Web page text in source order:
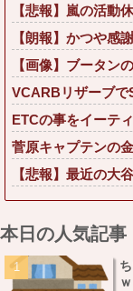
【悲報】嵐の活動
【朗報】かつや感
【画像】ブータン
VCARBリザーブで
ETCの事をイーテ
菅原キャプテンの
【悲報】最近の大
本日の人気記事